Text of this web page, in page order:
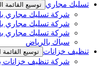
تسليك مجاري توسيع القائمة
شركة تسليك مجاري
شركة تسليك مجاري
شركة تسليك مجاري
سباك بالرياض
تنظيف خزانات توسيع القائمة
شركة تنظيف خزانات